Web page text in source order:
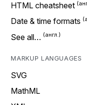
HTML cheatsheet
Date & time formats
See all…
MARKUP LANGUAGES
SVG
MathML